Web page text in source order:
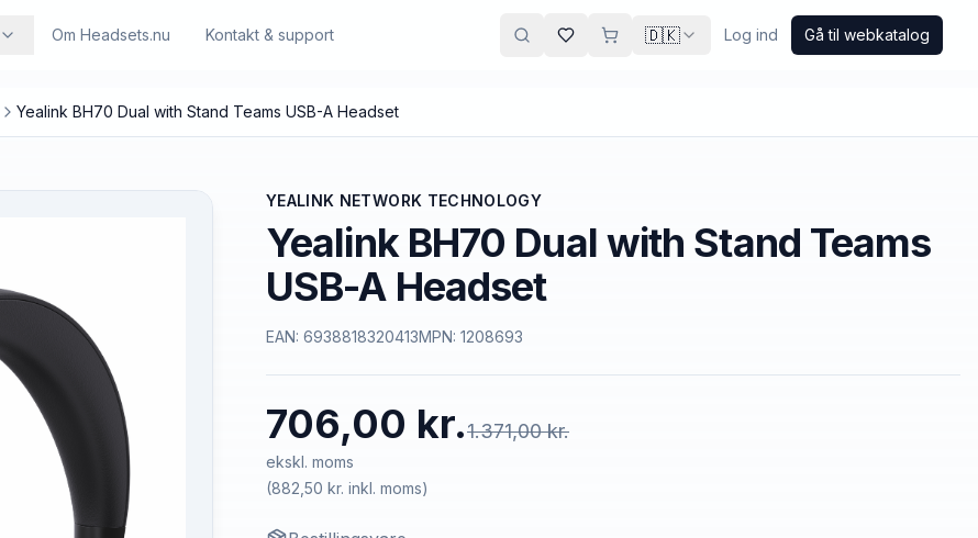
Om Headsets.nu Kontakt & support 🇩🇰 Log ind Gå til webkatalog
Yealink BH70 Dual with Stand Teams USB-A Headset
YEALINK NETWORK TECHNOLOGY
Yealink BH70 Dual with Stand Teams
USB-A Headset
EAN: 6938818320413MPN: 1208693
706,00 kr.1.371,00 kr.
ekskl. moms
(882,50 kr. inkl. moms)